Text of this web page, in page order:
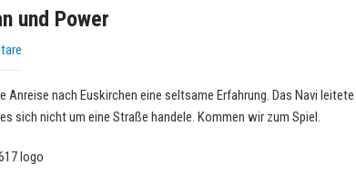
und Power
Anreise nach Euskirchen eine seltsame Erfahrung. Das Navi
sich nicht um eine Straße handele. Kommen wir zum Spiel.